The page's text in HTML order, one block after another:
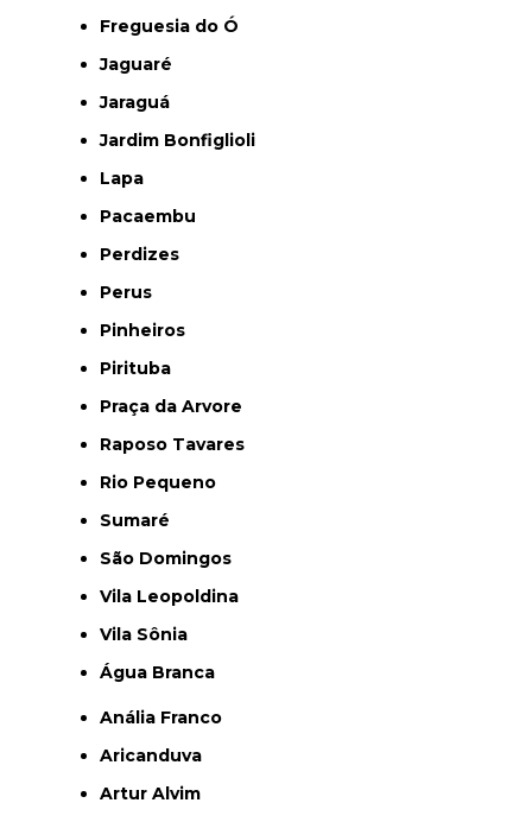
Freguesia do Ó
Jaguaré
Jaraguá
Jardim Bonfiglioli
Lapa
Pacaembu
Perdizes
Perus
Pinheiros
Pirituba
Praça da Arvore
Raposo Tavares
Rio Pequeno
Sumaré
São Domingos
Vila Leopoldina
Vila Sônia
Água Branca
Anália Franco
Aricanduva
Artur Alvim